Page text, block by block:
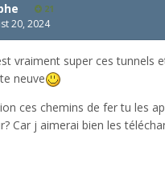
21
20, 2024
vraiment super ces tunnels
neuve
ces chemins de fer tu les
Car j aimerai bien les